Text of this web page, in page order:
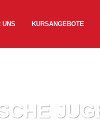
UNS KURSANGEBOTE